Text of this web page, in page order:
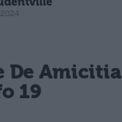
De
19